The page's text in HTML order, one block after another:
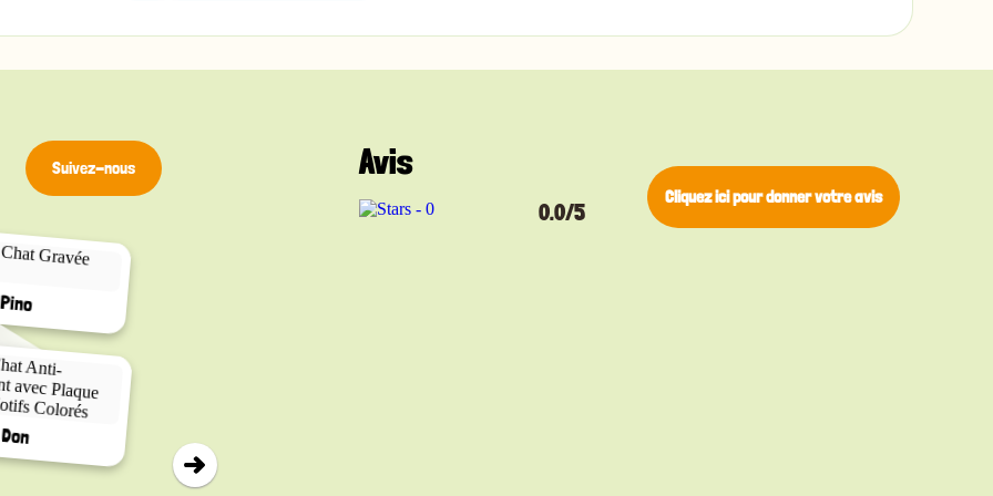
idéale pour maintenir des dents propres, des gencives saines et une haleine fraîche, contribuant ainsi
Suivez-nous
Pino
Don
Avis
0.0/5
Cliquez ici pour donner votre avis